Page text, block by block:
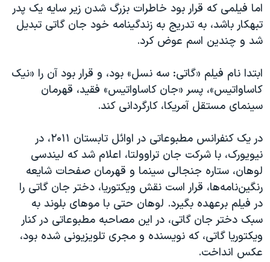
اما فیلمی که قرار بود خاطرات بزرگ شدن زیر سایه یک پدر
تبهکار باشد، به تدریج به زندگینامه خود جان گاتی تبدیل
شد و چندین اسم عوض کرد.
ابتدا نام فیلم «گاتی: سه نسل» بود، و قرار بود آن را «نیک
کاساواتیس»‌، پسر «جان کاساواتیس» فقید، قهرمان
سینمای مستقل آمریکا، کارگردانی کند.
در یک کنفرانس مطبوعاتی در اوائل تابستان ۲۰۱۱، در
نیویورک، با شرکت جان تراوولتا، اعلام شد که لیندسی
لوهان، ستاره جنجالی سینما و قهرمان صفحات شایعه
رنگین‌نامه‌ها، قرار است نقش ویکتوریا، دختر جان گاتی را
در فیلم برعهده بگیرد. لوهان حتی با موهای بلوند به
سبک دختر جان گاتی، در این مصاحبه مطبوعاتی در کنار
ویکتوریا گاتی،‌ که نویسنده و مجری تلویزیونی شده بود،
عکس انداخت.